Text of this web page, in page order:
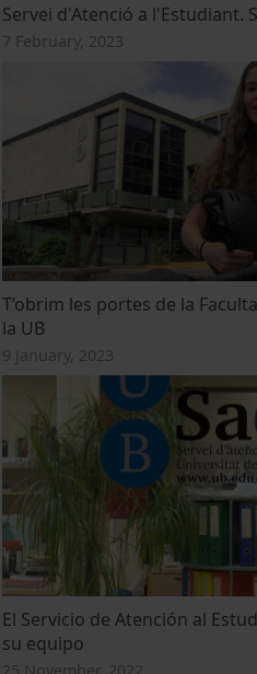
Servei d'Atenció a l'Estudiant.
7 February, 2023
T’obrim les portes de la
la UB
9 January, 2023
El Servicio de Atención al
su equipo
25 November, 2022